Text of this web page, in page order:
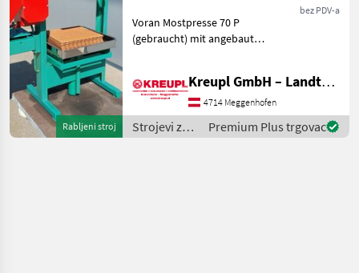
Rabljeni stroj
bez PDV-a
Voran Mostpresse 70 P
(gebraucht) mit angebauter
angebauter Mühle! Mit
Presstücher und
Presseinlagen! Ölwechse
Kreupl GmbH – Landtechnik – Schlosserei – Anhänger
4714 Meggenhofen
Strojevi za
voćarstvo /
Premium Plus trgovac